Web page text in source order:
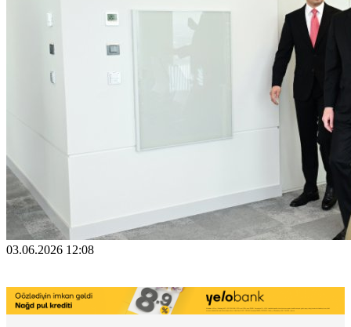
03.06.2026 12:08